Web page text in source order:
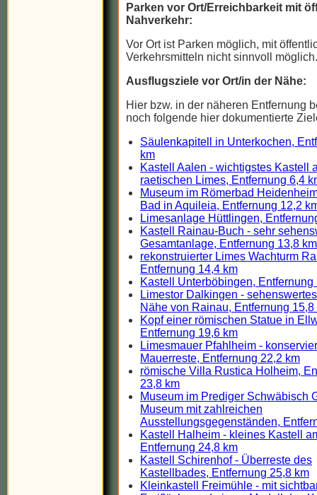
Parken vor Ort/Erreichbarkeit mit
Nahverkehr:
Vor Ort ist Parken möglich, mit
Verkehrsmitteln nicht sinnvoll möglich.
Ausflugsziele vor Ort/in der Nähe:
Hier bzw. in der näheren Entfernung
noch folgende hier dokumentierte
Säulenkapitell in Unterkochen,
km
Kastell Aalen - wichtigstes Kastell
raetischen Limes, Entfernung 6,4
Museum im Römerbad
Bad in Aquileia, Entfernung 12,2
Limesanlage Hüttlingen,
Kastell Rainau-Buch - sehr
Gesamtanlage, Entfernung 13,8 km
rekonstruierter Limes Wachturm
Entfernung 14,4 km
Kastell Unterböbingen, Entfernung
Limestor Dalkingen -
Nähe von Rainau, Entfernung 15,8
Kopf einer römischen Statue in
Entfernung 19,6 km
Limesmauer Pfahlheim -
Mauerreste, Entfernung 22,2 km
römische Villa Rustica Holheim,
23,8 km
Museum im Prediger Schwäbisch
Museum mit zahlreichen
Ausstellungsgegenständen,
Kastell Halheim - kleines Kastell
Entfernung 24,8 km
Kastell Schirenhof - Überreste des
Kastellbades, Entfernung 25,8 km
Kleinkastell Freimühle - mit